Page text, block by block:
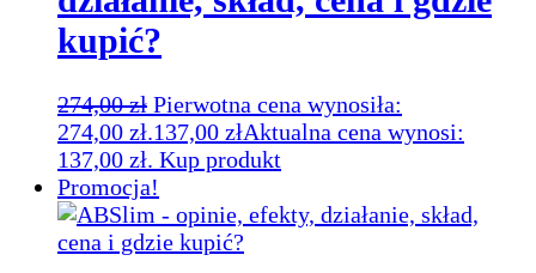
kupić?
274,00zł Pierwotna cena wynosiła:
274,00 zł.137,00 złAktualna cena wynosi:
137,00 zł. Kup produkt
Promocja!